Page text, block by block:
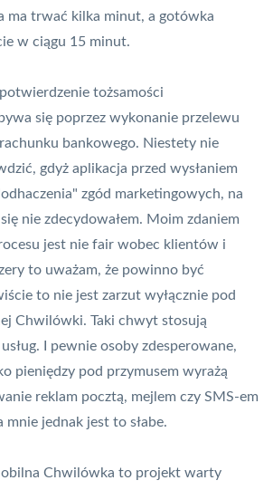
ma trwać kilka minut, a gotówka
w ciągu 15 minut.
tożsamości
się poprzez wykonanie przelewu
bankowego. Niestety nie
gdyż aplikacja przed wysłaniem
zgód marketingowych, na
nie zdecydowałem. Moim zdaniem
jest nie fair wobec klientów i
to uważam, że powinno być
to nie jest zarzut wyłącznie pod
Chwilówki. Taki chwyt stosują
I pewnie osoby zdesperowane,
pieniędzy pod przymusem wyrażą
reklam pocztą, mejlem czy SMS-em
jednak jest to słabe.
Chwilówka to projekt warty